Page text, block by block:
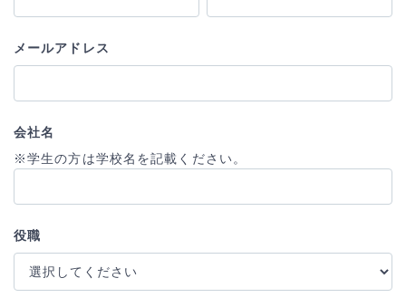
メールアドレス
会社名
※学生の方は学校名を記載ください。
役職